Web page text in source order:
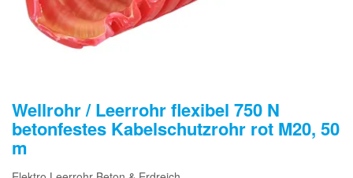
Wellrohr / Leerrohr flexibel 750 N
betonfestes Kabelschutzrohr rot M20, 50
m